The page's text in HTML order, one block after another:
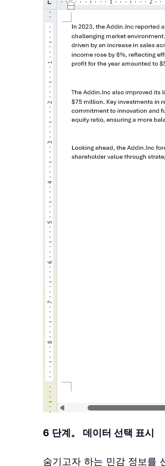
6 단계。 데이터 선택 표시
숨기고자 하는 민감 정보를